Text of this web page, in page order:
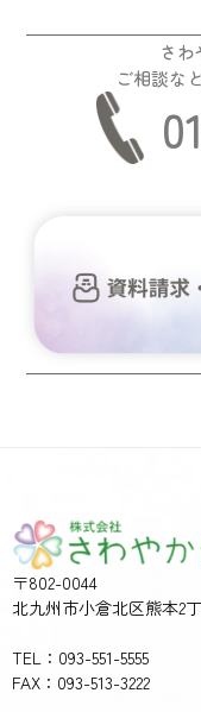
さ
ご相談な
〒802-0044
北九州市小倉北区熊本2
TEL：093-551-5555
FAX：093-513-3222